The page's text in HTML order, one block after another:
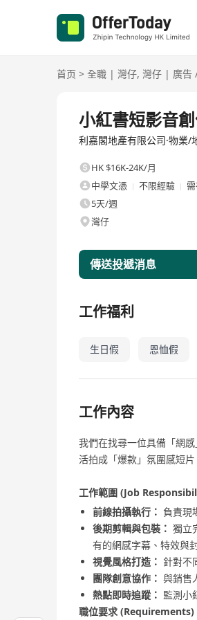
首页 > 全職 | 灣仔, 灣仔 | 廣告
小紅書短影音
利嘉閣地產有限公司·物業/
HK $16K-24K/月
中學文憑
不限經驗
5天/週
灣仔
傳送投遞消息
工作福利
生日假 恩恤假
工作內容
我們在找尋一位具備「網
活拍成「爆款」氛圍感短片
工作範圍 (Job
前線拍攝執行： 負責現
後期剪輯與包裝： 獨立
有的網感字幕、特效與
視覺風格打造： 針對不
團隊創意協作： 與銷售
熱點即時追蹤： 監測小
職位要求 (Requirements)